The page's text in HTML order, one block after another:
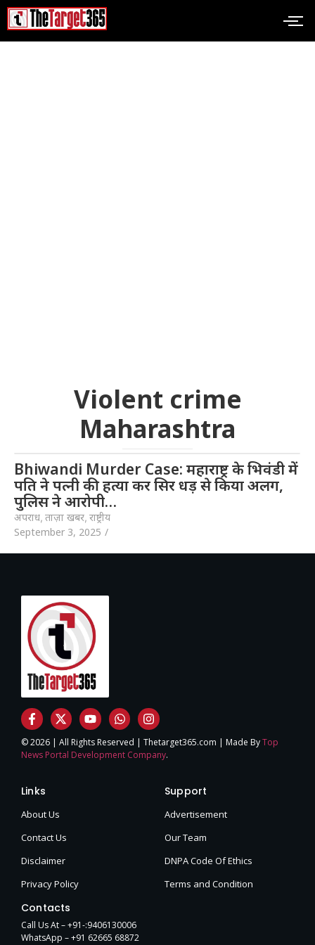
Violent crime
Maharashtra
Bhiwandi Murder Case: महाराष्ट्र के भिवंडी में
पति ने पत्नी की हत्या कर सिर धड़ से किया अलग,
पुलिस ने आरोपी…
अपराध, ताज़ा खबर, राष्ट्रीय
September 3, 2025 /
© 2026 | All Rights Reserved | Thetarget365.com | Made ByTop
News Portal Development Company.
Links
About Us
Contact Us
Disclaimer
Privacy Policy
Support
Advertisement
Our Team
DNPA Code Of Ethics
Terms and Condition
Contacts
Call Us At – +91-:9406130006
WhatsApp – +91 62665 68872